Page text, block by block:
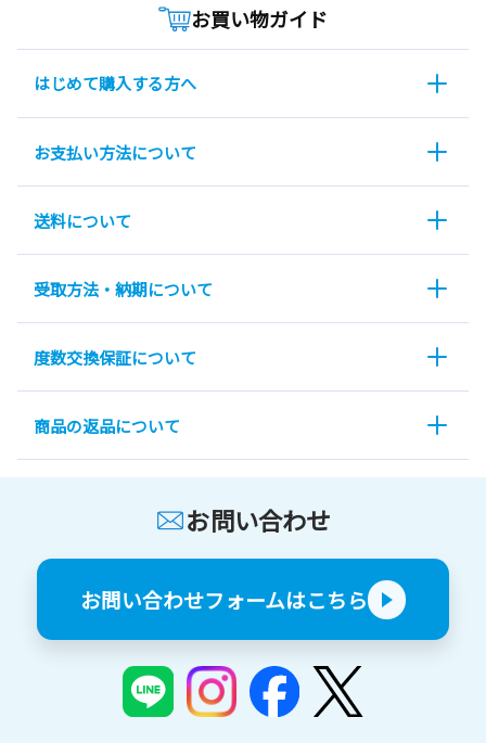
お買い物ガイド
はじめて購入する方へ
お支払い方法について
送料について
受取方法・納期について
度数交換保証について
商品の返品について
お問い合わせ
お問い合わせフォームはこちら